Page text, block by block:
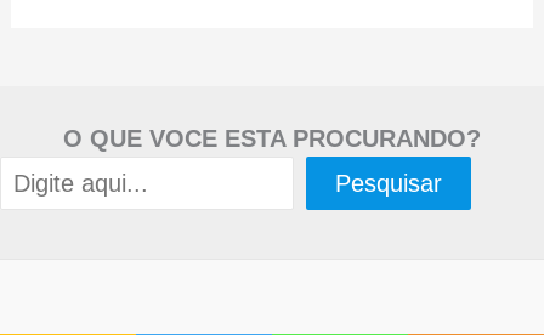
O QUE VOCE ESTA PROCURANDO?
Pesquisar